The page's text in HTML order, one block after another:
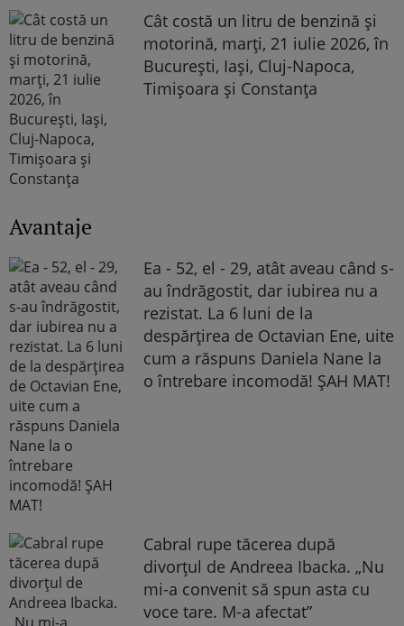
Cât costă un litru de benzină și
motorină, marți, 21 iulie 2026, în
București, Iași, Cluj-Napoca,
Timișoara și Constanța
Avantaje
Ea - 52, el - 29, atât aveau când s-
au îndrăgostit, dar iubirea nu a
rezistat. La 6 luni de la
despărțirea de Octavian Ene, uite
cum a răspuns Daniela Nane la
o întrebare incomodă! ȘAH MAT!
Cabral rupe tăcerea după
divorțul de Andreea Ibacka. „Nu
mi-a convenit să spun asta cu
voce tare. M-a afectat”